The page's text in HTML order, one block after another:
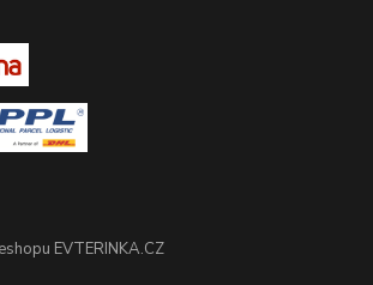
EVTERINKA.CZ